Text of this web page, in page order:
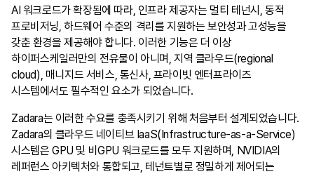
AI 워크로드가 확장됨에 따라, 인프라 제공자는 멀티 테넌시, 동적
프로비저닝, 하드웨어 수준의 격리를 지원하는 보안성과 고성능을
갖춘 환경을 제공해야 합니다. 이러한 기능은 더 이상
하이퍼스케일러만의 전유물이 아니며, 지역 클라우드(regional
cloud), 매니지드 서비스, 통신사, 프라이빗 엔터프라이즈
시스템에서도 필수적인 요소가 되었습니다.
Zadara는 이러한 수요를 충족시키기 위해 처음부터 설계되었습니다.
Zadara의 클라우드 네이티브 IaaS(Infrastructure-as-a-Service)
시스템은 GPU 및 비GPU 워크로드를 모두 지원하며, NVIDIA의
레퍼런스 아키텍처와 통합되고, 테넌트별로 정밀하게 제어되는